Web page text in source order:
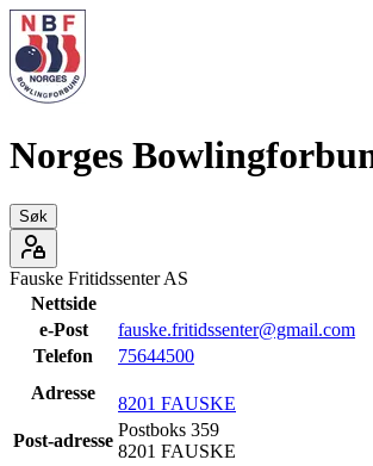
Norges
Søk
Fauske Fritidssenter AS
Nettside
e-Post
fauske.fritidssenter@gmail.com
Telefon
75644500
Adresse
8201 FAUSKE
Post-adresse
Postboks 359
8201 FAUSKE